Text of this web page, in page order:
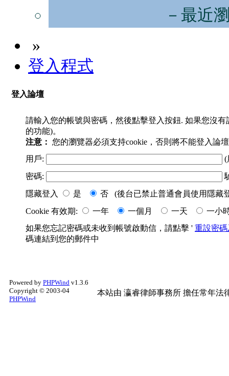
－最近
»
登入程式
登入論壇
請輸入您的帳號與密碼，然後點擊登入按鈕. 如果您沒
的功能)。
注意： 您的瀏覽器必須支持cookie，否則將不能登入論
用戶:
(
密碼:
隱藏登入
是
否 (後台已禁止普通會員使用隱藏
Cookie 有效期:
一年 一個月 一天
一小
如果您忘記密碼或未收到帳號啟動信，請點擊 ' 重設密
碼連結到您的郵件中
Powered by PHPWind v1.3.6
Copyright © 2003-04
PHPWind
本站由 瀛睿律師事務所 擔任常年法